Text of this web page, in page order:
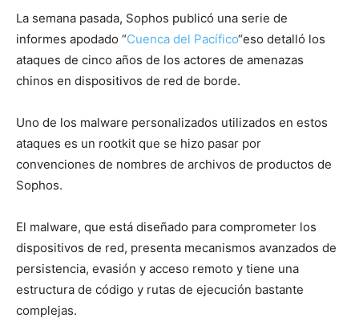
La semana pasada, Sophos publicó una serie de
informes apodado “Cuenca del Pacífico“eso detalló los
ataques de cinco años de los actores de amenazas
chinos en dispositivos de red de borde.
Uno de los malware personalizados utilizados en estos
ataques es un rootkit que se hizo pasar por
convenciones de nombres de archivos de productos de
Sophos.
El malware, que está diseñado para comprometer los
dispositivos de red, presenta mecanismos avanzados de
persistencia, evasión y acceso remoto y tiene una
estructura de código y rutas de ejecución bastante
complejas.